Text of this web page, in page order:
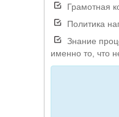
Грамотная
Политика
Знание
именно то, что